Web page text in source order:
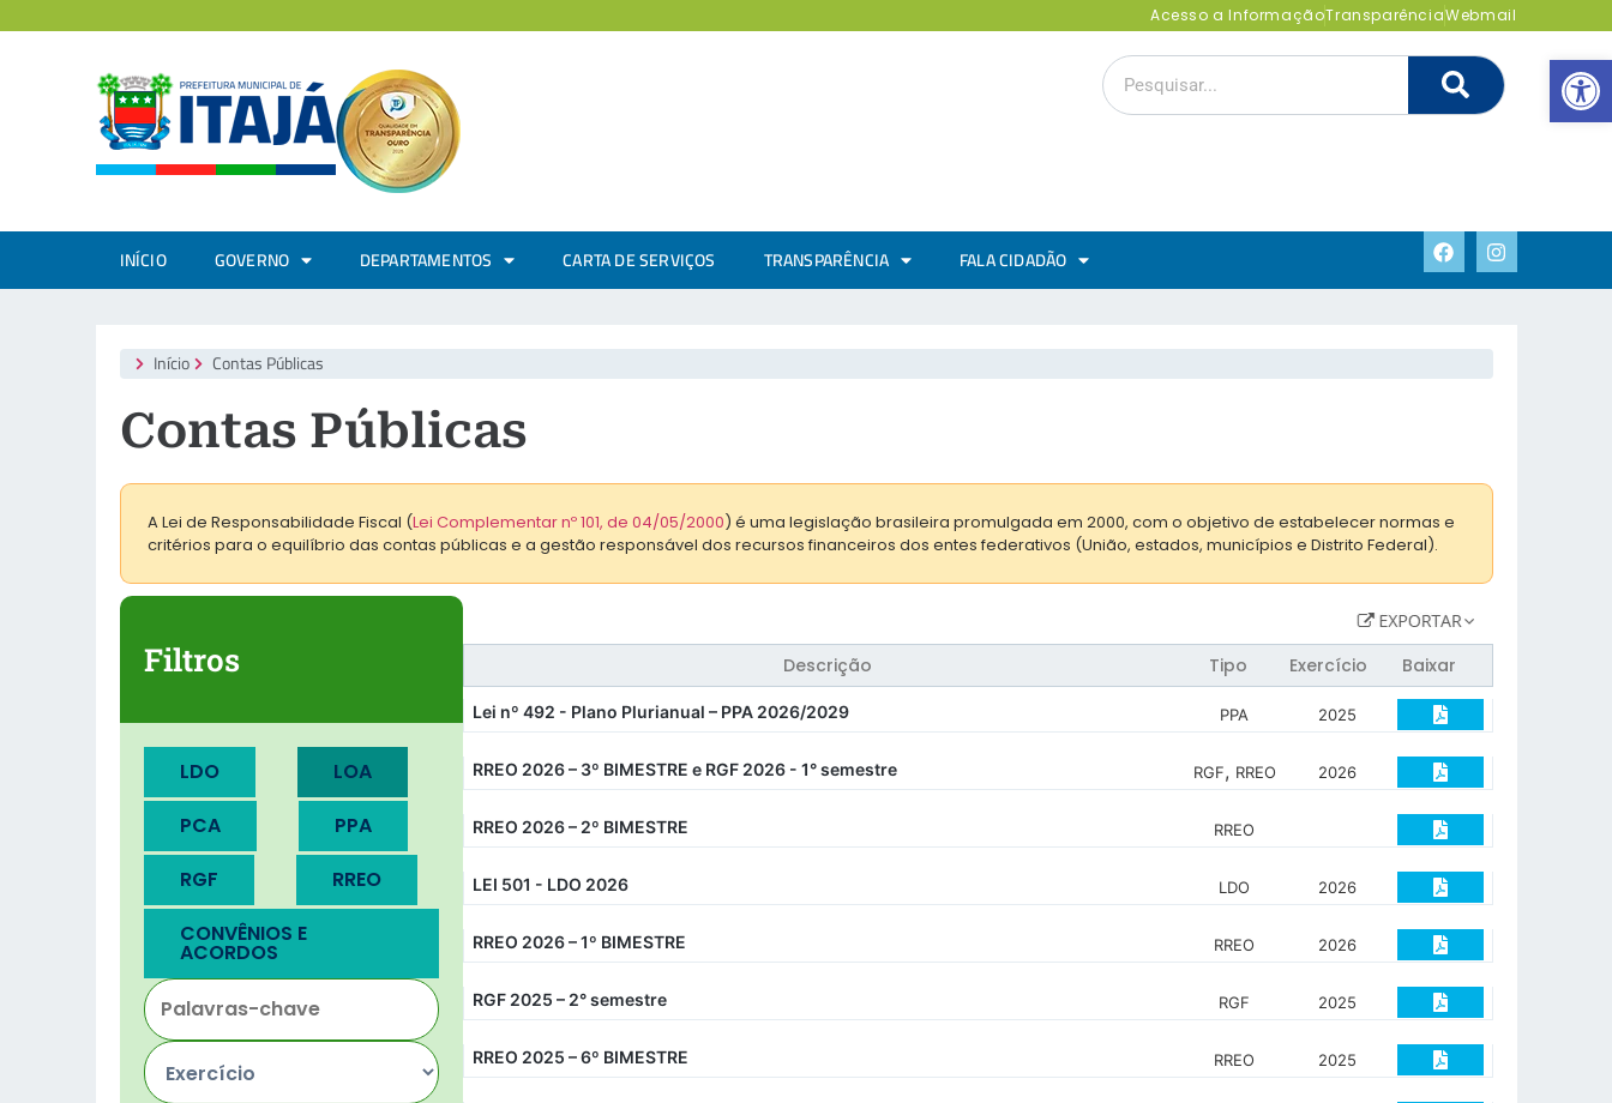
Abrir
Acesso a InformaçãoTransparênciaWebmail
INÍCIO GOVERNO DEPARTAMENTOS CARTA DE SERVIÇOS TRANSPARÊNCIA FALA CIDADÃO
Início Contas Públicas
Contas Públicas
A Lei de Responsabilidade Fiscal (Lei Complementar nº 101, de 04/05/2000) é uma legislação brasileira promulgada em 2000, com o objetivo de estabelecer normas e
critérios para o equilíbrio das contas públicas e a gestão responsável dos recursos financeiros dos entes federativos (União, estados, municípios e Distrito Federal).
Filtros
LDO
LOA
PCA
PPA
RGF
RREO
CONVÊNIOS E
ACORDOS
Descrição Tipo Exercício Baixar
Lei nº 492 - Plano Plurianual – PPA 2026/2029 PPA 2025
RREO 2026 – 3º BIMESTRE e RGF 2026 - 1° semestre RGF, RREO 2026
RREO 2026 – 2º BIMESTRE RREO
LEI 501 - LDO 2026 LDO 2026
RREO 2026 – 1º BIMESTRE RREO 2026
RGF 2025 – 2° semestre RGF 2025
RREO 2025 – 6º BIMESTRE RREO 2025